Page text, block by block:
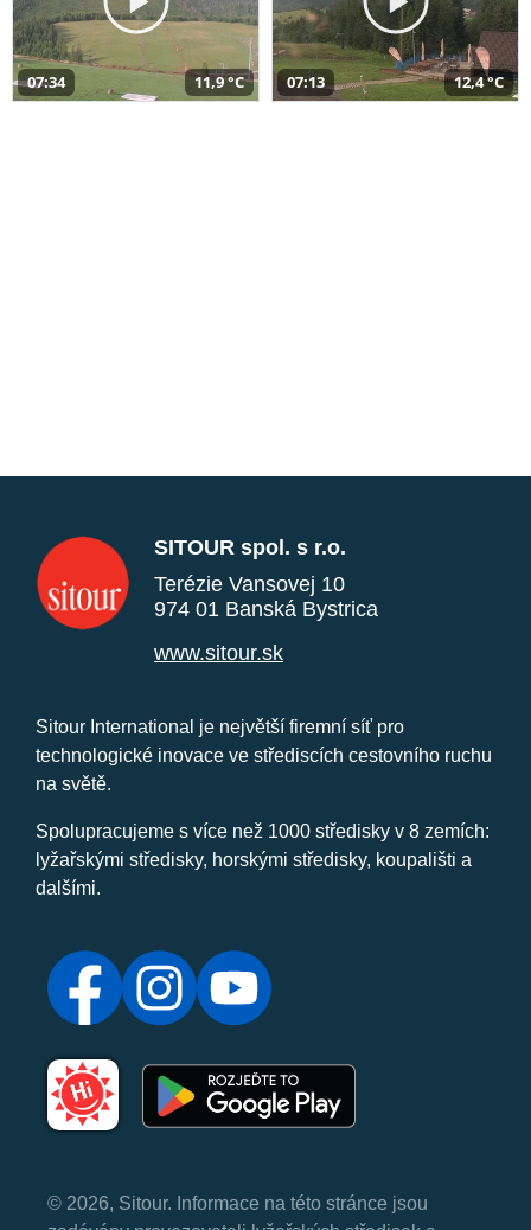
07:34 11,9 °C 07:13 12,4 °C
SITOUR spol. s r.o.
Terézie Vansovej 10
974 01 Banská Bystrica
www.sitour.sk
Sitour International je největší firemní síť pro
technologické inovace ve střediscích cestovního ruchu
na světě.
Spolupracujeme s více než 1000 středisky v 8 zemích:
lyžařskými středisky, horskými středisky, koupališti a
dalšími.
© 2026, Sitour. Informace na této stránce jsou